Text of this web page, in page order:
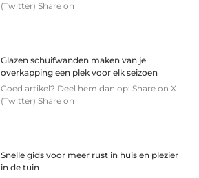
(Twitter) Share on
Glazen schuifwanden maken van je
overkapping een plek voor elk seizoen
Goed artikel? Deel hem dan op: Share on X
(Twitter) Share on
Snelle gids voor meer rust in huis en plezier
in de tuin